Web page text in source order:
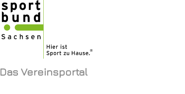
Das Vereinsportal